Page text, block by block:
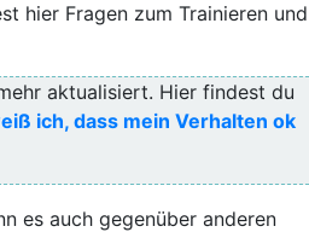
hier Fragen zum Trainieren und
aktualisiert. Hier findest du
ich, dass mein Verhalten ok
es auch gegenüber anderen